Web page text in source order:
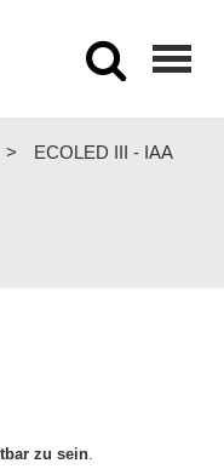
>
ECOLED III - IAA
zu sein.